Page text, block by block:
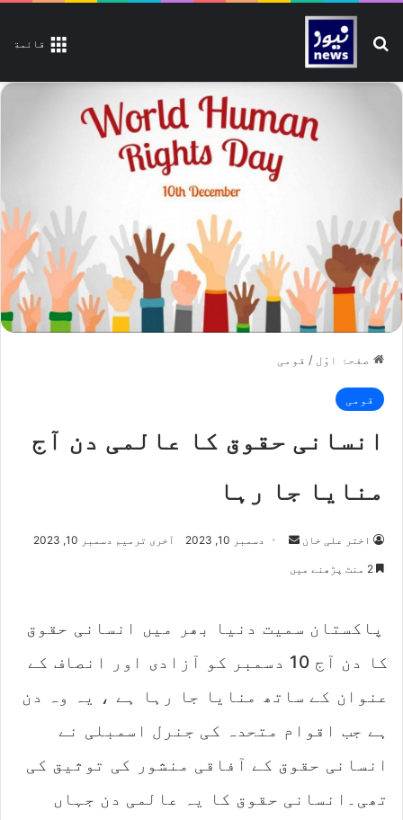
قائمة تلاش کیجیے
صفحۂ اوّل / قومی
قومی
انسانی حقوق کا عالمی دن آج
منایا جا رہا
اختر علی خان
m
i
دسمبر 10, 2023 آخری ترمیم دسمبر 10, 2023
پاکستان سمیت دنیا بھر میں انسانی حقوق
کا دن آج 10 دسمبر کو آزادی اور انصاف کے
عنوان کے ساتھ منایا جا رہا ہے ، یہ وہ دن
ہے جب اقوام متحدہ کی جنرل اسمبلی نے
انسانی حقوق کے آفاقی منشور کی توثیق کی
تھی۔انسانی حقوق کا یہ عالمی دن جہاں